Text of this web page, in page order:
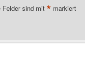
Felder sind mit * markiert